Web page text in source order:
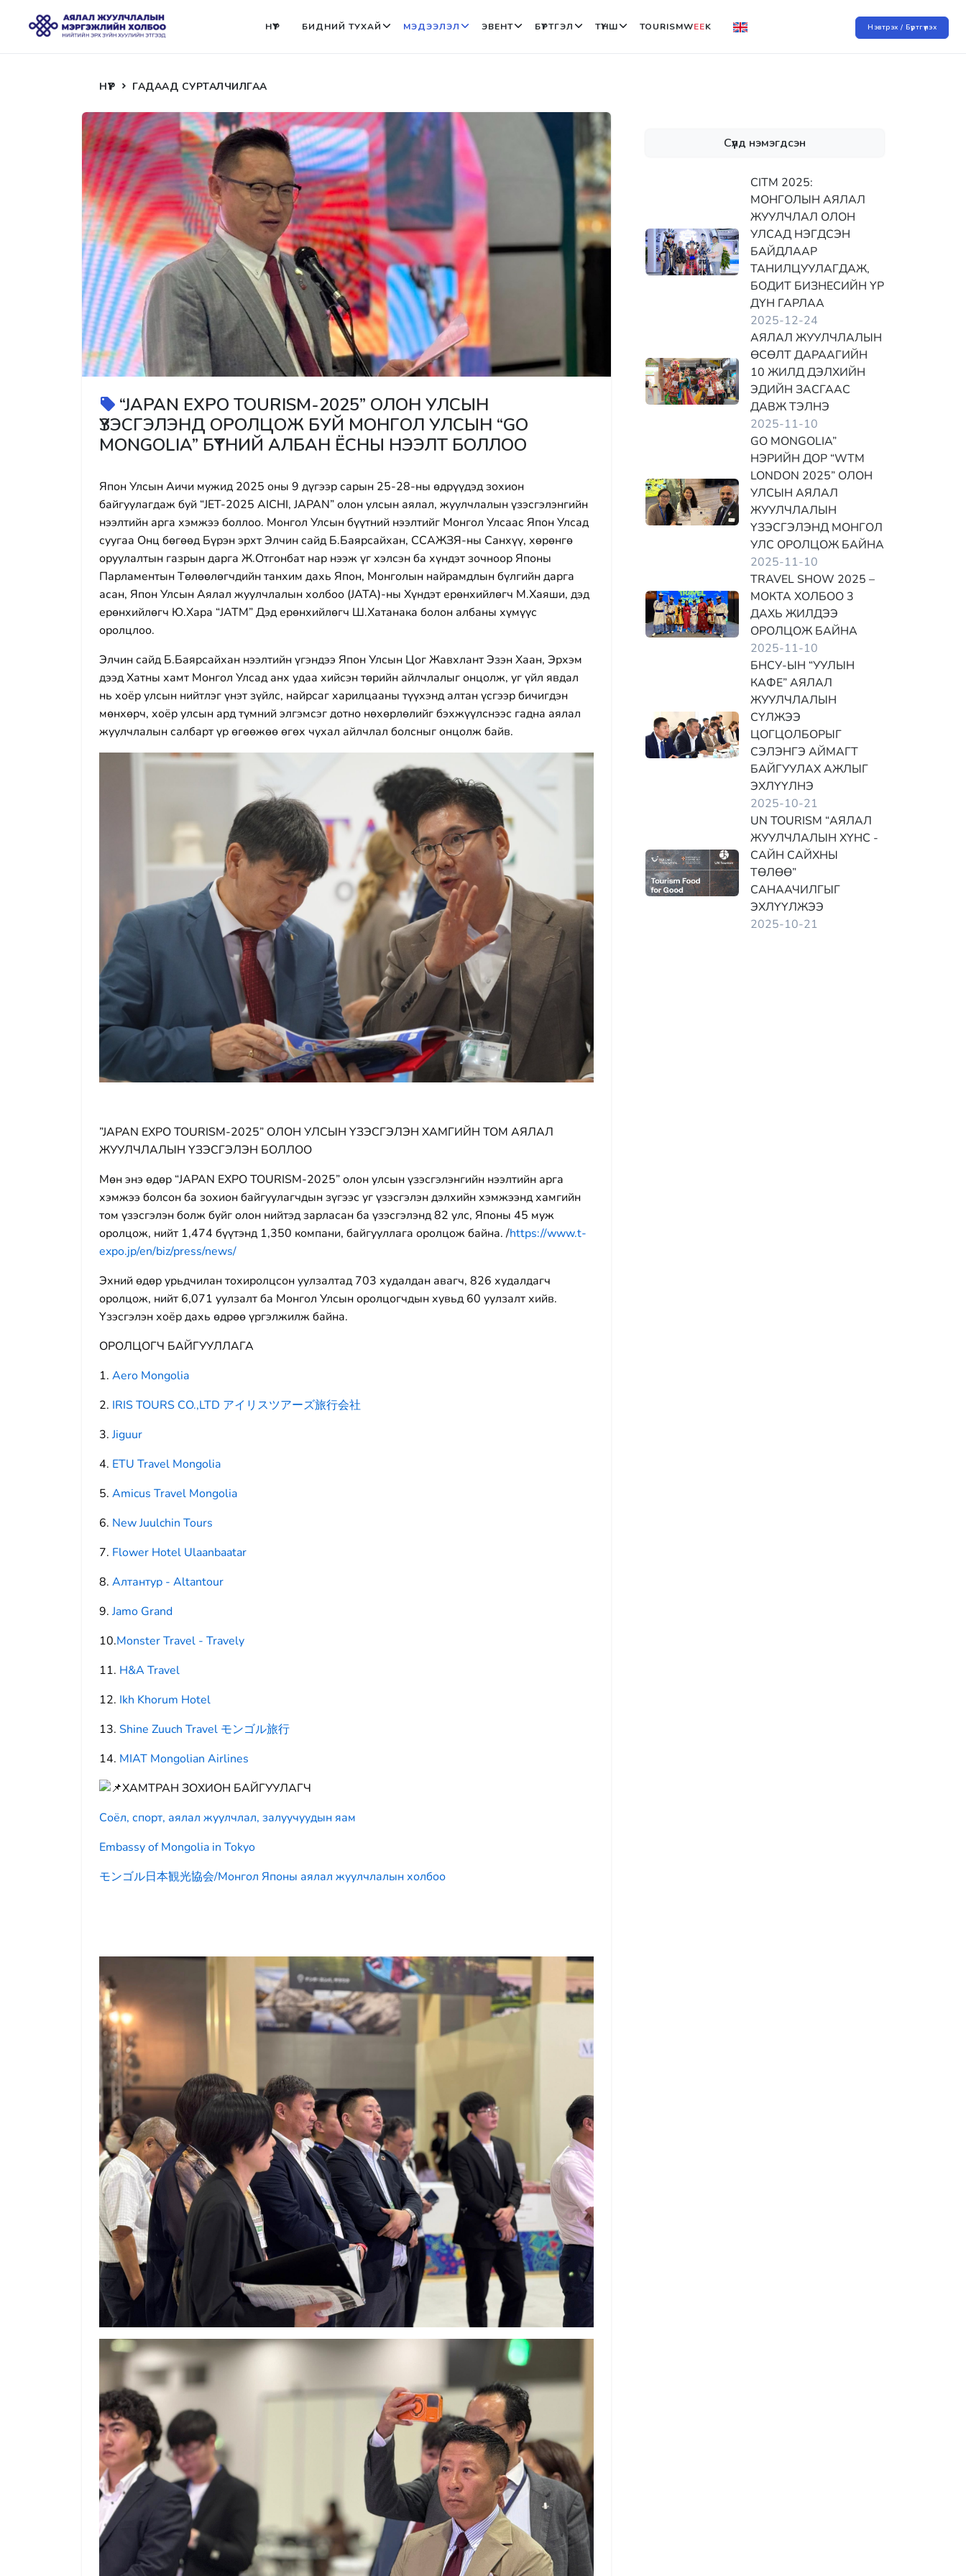
Нэвтрэх / Бүртгүүлэх
НҮҮР БИДНИЙ ТУХАЙ МЭДЭЭЛЭЛ ЭВЕНТ БҮРТГЭЛ ТҮНШ TOURISMWEEK
НҮҮР ГАДААД СУРТАЛЧИЛГАА
“JAPAN EXPO TOURISM-2025” ОЛОН УЛСЫН
ҮЗЭСГЭЛЭНД ОРОЛЦОЖ БУЙ МОНГОЛ УЛСЫН “GO
MONGOLIA” БҮҮТНИЙ АЛБАН ЁСНЫ НЭЭЛТ БОЛЛОО
Япон Улсын Аичи мужид 2025 оны 9 дүгээр сарын 25-28-ны өдрүүдэд зохион
байгуулагдаж буй “JET-2025 AICHI, JAPAN” олон улсын аялал, жуулчлалын үзэсгэлэнгийн
нээлтийн арга хэмжээ боллоо. Монгол Улсын бүүтний нээлтийг Монгол Улсаас Япон Улсад
суугаа Онц бөгөөд Бүрэн эрхт Элчин сайд Б.Баярсайхан, ССАЖЗЯ-ны Санхүү, хөрөнгө
оруулалтын газрын дарга Ж.Отгонбат нар нээж үг хэлсэн ба хүндэт зочноор Японы
Парламентын Төлөөлөгчдийн танхим дахь Япон, Монголын найрамдлын бүлгийн дарга
асан, Япон Улсын Аялал жуулчлалын холбоо (JATA)-ны Хүндэт ерөнхийлөгч М.Хаяши, дэд
ерөнхийлөгч Ю.Хара “JATM” Дэд ерөнхийлөгч Ш.Хатанака болон албаны хүмүүс
оролцлоо.
Элчин сайд Б.Баярсайхан нээлтийн үгэндээ Япон Улсын Цог Жавхлант Эзэн Хаан, Эрхэм
дээд Хатны хамт Монгол Улсад анх удаа хийсэн төрийн айлчлалыг онцолж, уг үйл явдал
нь хоёр улсын нийтлэг үнэт зүйлс, найрсаг харилцааны түүхэнд алтан үсгээр бичигдэн
мөнхөрч, хоёр улсын ард түмний элгэмсэг дотно нөхөрлөлийг бэхжүүлснээс гадна аялал
жуулчлалын салбарт үр өгөөжөө өгөх чухал айлчлал болсныг онцолж байв.
”JAPAN EXPO TOURISM-2025” ОЛОН УЛСЫН ҮЗЭСГЭЛЭН ХАМГИЙН ТОМ АЯЛАЛ
ЖУУЛЧЛАЛЫН ҮЗЭСГЭЛЭН БОЛЛОО
Мөн энэ өдөр “JAPAN EXPO TOURISM-2025” олон улсын үзэсгэлэнгийн нээлтийн арга
хэмжээ болсон ба зохион байгуулагчдын зүгээс уг үзэсгэлэн дэлхийн хэмжээнд хамгийн
том үзэсгэлэн болж буйг олон нийтэд зарласан ба үзэсгэлэнд 82 улс, Японы 45 муж
оролцож, нийт 1,474 бүүтэнд 1,350 компани, байгууллага оролцож байна. /https://www.t-
expo.jp/en/biz/press/news/
Эхний өдөр урьдчилан тохиролцсон уулзалтад 703 худалдан авагч, 826 худалдагч
оролцож, нийт 6,071 уулзалт ба Монгол Улсын оролцогчдын хувьд 60 уулзалт хийв.
Үзэсгэлэн хоёр дахь өдрөө үргэлжилж байна.
ОРОЛЦОГЧ БАЙГУУЛЛАГА
1. Aero Mongolia
2. IRIS TOURS CO.,LTD アイリスツアーズ旅行会社
3.Jiguur
4. ETU Travel Mongolia
5. Amicus Travel Mongolia
6. New Juulchin Tours
7. Flower Hotel Ulaanbaatar
8. Алтантур - Altantour
9.Jamo Grand
10.Monster Travel - Travely
11. H&A Travel
12. Ikh Khorum Hotel
13. Shine Zuuch Travel モンゴル旅行
14. MIAT Mongolian Airlines
ХАМТРАН ЗОХИОН БАЙГУУЛАГЧ
Соёл, спорт, аялал жуулчлал, залуучуудын яам
Embassy of Mongolia in Tokyo
モンゴル日本観光協会/Монгол Японы аялал жуулчлалын холбоо
Сүүлд нэмэгдсэн
CITM 2025:
МОНГОЛЫН АЯЛАЛ
ЖУУЛЧЛАЛ ОЛОН
УЛСАД НЭГДСЭН
БАЙДЛААР
ТАНИЛЦУУЛАГДАЖ,
БОДИТ БИЗНЕСИЙН ҮР
ДҮН ГАРЛАА
2025-12-24
АЯЛАЛ ЖУУЛЧЛАЛЫН
ӨСӨЛТ ДАРААГИЙН
10 ЖИЛД ДЭЛХИЙН
ЭДИЙН ЗАСГААС
ДАВЖ ТЭЛНЭ
2025-11-10
GO MONGOLIA”
НЭРИЙН ДОР “WTM
LONDON 2025” ОЛОН
УЛСЫН АЯЛАЛ
ЖУУЛЧЛАЛЫН
ҮЗЭСГЭЛЭНД МОНГОЛ
УЛС ОРОЛЦОЖ БАЙНА
2025-11-10
TRAVEL SHOW 2025 –
МОКТА ХОЛБОО 3
ДАХЬ ЖИЛДЭЭ
ОРОЛЦОЖ БАЙНА
2025-11-10
БНСУ-ЫН “УУЛЫН
КАФЕ” АЯЛАЛ
ЖУУЛЧЛАЛЫН
СҮЛЖЭЭ
ЦОГЦОЛБОРЫГ
СЭЛЭНГЭ АЙМАГТ
БАЙГУУЛАХ АЖЛЫГ
ЭХЛҮҮЛНЭ
2025-10-21
UN TOURISM “АЯЛАЛ
ЖУУЛЧЛАЛЫН ХҮНС -
САЙН САЙХНЫ
ТӨЛӨӨ”
САНААЧИЛГЫГ
ЭХЛҮҮЛЖЭЭ
2025-10-21